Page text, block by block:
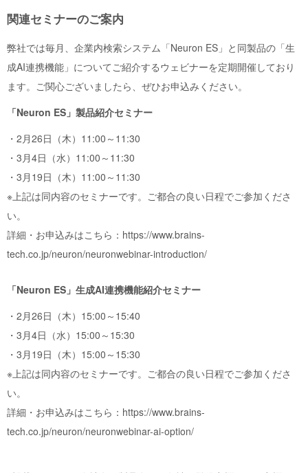
関連セミナーのご案内
弊社では毎月、企業内検索システム「Neuron ES」と同製品の「生
成AI連携機能」についてご紹介するウェビナーを定期開催しており
ます。ご関心ございましたら、ぜひお申込みください。
「Neuron ES」製品紹介セミナー
・2月26日（木）11:00～11:30
・3月4日（水）11:00～11:30
・3月19日（木）11:00～11:30
※上記は同内容のセミナーです。ご都合の良い日程でご参加くださ
い。
詳細・お申込みはこちら： https://www.brains-
tech.co.jp/neuron/neuronwebinar-introduction/
「Neuron ES」生成AI連携機能紹介セミナー
・2月26日（木）15:00～15:40
・3月4日（水）15:00～15:30
・3月19日（木）15:00～15:30
※上記は同内容のセミナーです。ご都合の良い日程でご参加くださ
い。
詳細・お申込みはこちら： https://www.brains-
tech.co.jp/neuron/neuronwebinar-ai-option/